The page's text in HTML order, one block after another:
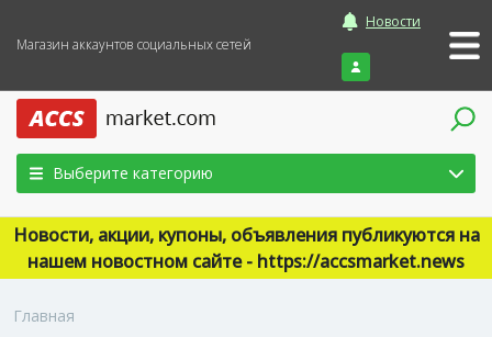
Магазин аккаунтов социальных сетей
Новости
Войти
Выберите категорию
Новости, акции, купоны, объявления публикуются на
нашем новостном сайте - https://accsmarket.news
Главная